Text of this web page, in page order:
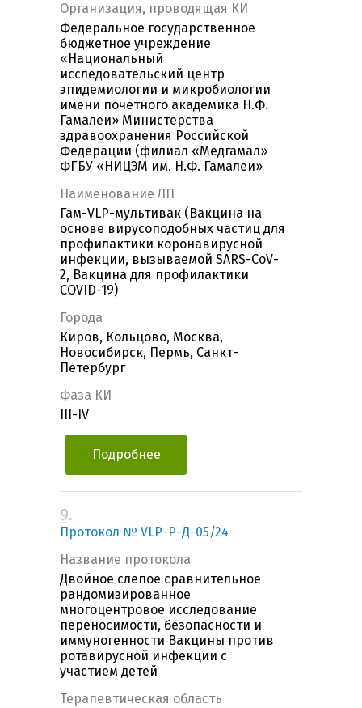
Организация, проводящая КИ
Федеральное государственное
бюджетное учреждение
«Национальный
исследовательский центр
эпидемиологии и микробиологии
имени почетного академика Н.Ф.
Гамалеи» Министерства
здравоохранения Российской
Федерации (филиал «Медгамал»
ФГБУ «НИЦЭМ им. Н.Ф. Гамалеи»
Наименование ЛП
Гам-VLP-мультивак (Вакцина на
основе вирусоподобных частиц для
профилактики коронавирусной
инфекции, вызываемой SARS-CoV-
2, Вакцина для профилактики
COVID-19)
Города
Киров, Кольцово, Москва,
Новосибирск, Пермь, Санкт-
Петербург
Фаза КИ
III-IV
Подробнее
9.
Протокол № VLP-Р-Д-05/24
Название протокола
Двойное слепое сравнительное
рандомизированное
многоцентровое исследование
переносимости, безопасности и
иммуногенности Вакцины против
ротавирусной инфекции с
участием детей
Терапевтическая область